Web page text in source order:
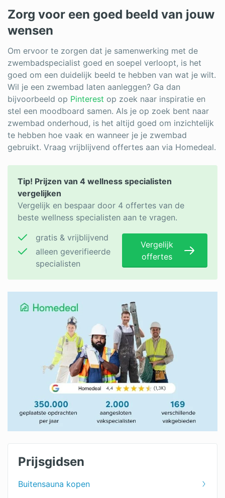
Zorg voor een goed beeld van jouw
wensen
Om ervoor te zorgen dat je samenwerking met de
zwembadspecialist goed en soepel verloopt, is het
goed om een duidelijk beeld te hebben van wat je wilt.
Wil je een zwembad laten aanleggen? Ga dan
bijvoorbeeld op Pinterest op zoek naar inspiratie en
stel een moodboard samen. Als je op zoek bent naar
zwembad onderhoud, is het altijd goed om inzichtelijk
te hebben hoe vaak en wanneer je je zwembad
gebruikt. Vraag vrijblijvend offertes aan via Homedeal.
Tip! Prijzen van 4 wellness specialisten
vergelijken
Vergelijk en bespaar door 4 offertes van de
beste wellness specialisten aan te vragen.
gratis & vrijblijvend
alleen geverifieerde
specialisten
Vergelijk
offertes
Prijsgidsen
Buitensauna kopen